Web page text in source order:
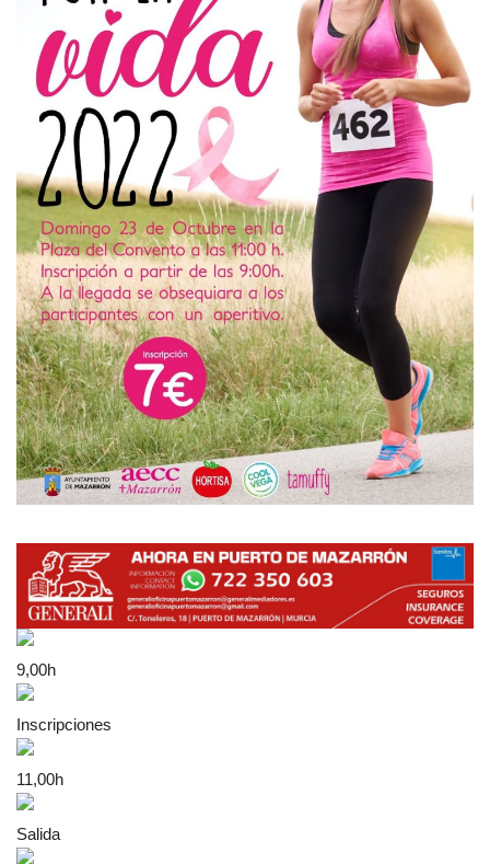
Mapa de Mazarrón
Vídeos
Galerías
Contacto
Empresas
9,00h
Inscripciones
11,00h
Salida